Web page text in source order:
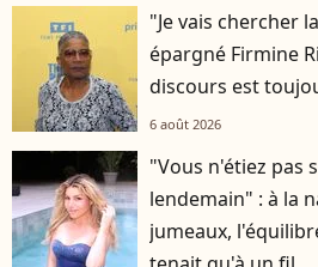
"Je vais chercher
épargné Firmine
discours est
6 août 2026
"Vous n'étiez pas
lendemain" : à la
jumeaux,